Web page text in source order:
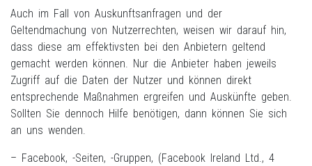
Auch im Fall von Auskunftsanfragen und der
Geltendmachung von Nutzerrechten, weisen wir darauf hin,
dass diese am effektivsten bei den Anbietern geltend
gemacht werden können. Nur die Anbieter haben jeweils
Zugriff auf die Daten der Nutzer und können direkt
entsprechende Maßnahmen ergreifen und Auskünfte geben.
Sollten Sie dennoch Hilfe benötigen, dann können Sie sich
an uns wenden.
– Facebook, -Seiten, -Gruppen, (Facebook Ireland Ltd., 4